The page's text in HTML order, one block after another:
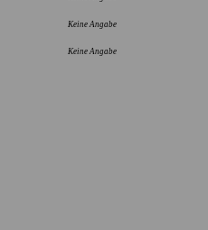
Keine Angabe
Keine Angabe